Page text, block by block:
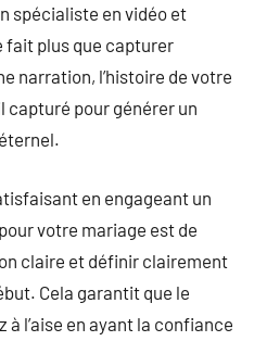
spécialiste en vidéo et
fait plus que capturer
narration, l’histoire de votre
capturé pour générer un
en engageant un
votre mariage est de
claire et définir clairement
Cela garantit que le
à l’aise en ayant la confiance